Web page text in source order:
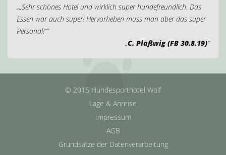
„Sehr schönes Hotel und wirklich super hundefreundlich. Das
Essen war auch super! Hervorheben muss man aber das super
Personal!“
C. Plaßwig (FB 30.8.19)
© 2015 Hundesporthotel Wolf
Lage & Anreise
Impressum
AGB
Grundsätze der Datenverarbeitung